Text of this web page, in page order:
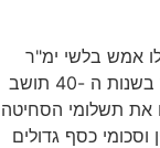
בלשי ימ"ר
חוף בפעילות מבצעית מתוכננת , ארבו לחשוד בשנות ה -40 תושב
הסחיטה
כסף גדולים